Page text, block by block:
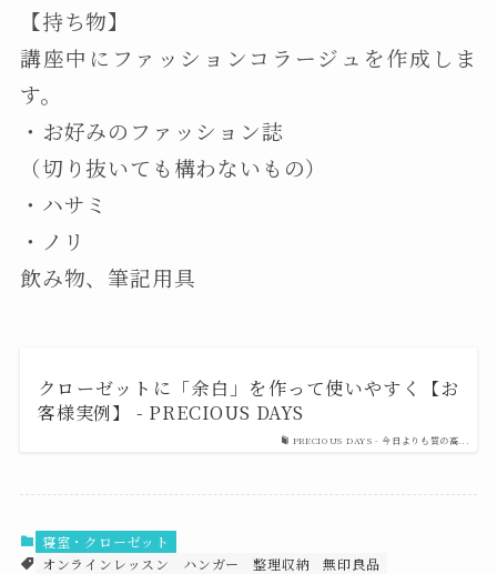
【持ち物】
講座中にファッションコラージュを作成しま
す。
・お好みのファッション誌
（切り抜いても構わないもの）
・ハサミ
・ノリ
飲み物、筆記用具
PRECIOUS DAYS - 今日よりも質の高...
クローゼットに「余白」を作って使いやすく【お
客様実例】 - PRECIOUS DAYS
寝室・クローゼット
オンラインレッスン
ハンガー 整理収納 無印良品